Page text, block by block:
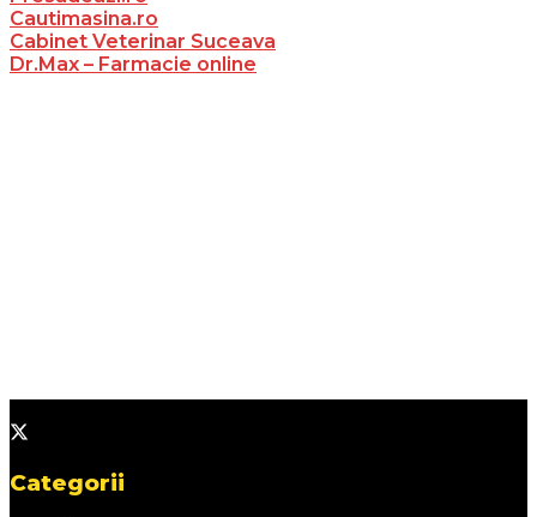
Cautimasina.ro
Cabinet Veterinar Suceava
Dr.Max – Farmacie online
Categorii